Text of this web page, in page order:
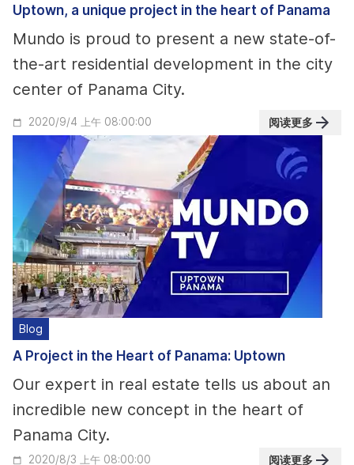
Uptown, a unique project in the heart of Panama
Mundo is proud to present a new state-of-
the-art residential development in the city
center of Panama City.
2020/9/4 上午 08:00:00 阅读更多
Blog
A Project in the Heart of Panama: Uptown
Our expert in real estate tells us about an
incredible new concept in the heart of
Panama City.
2020/8/3 上午 08:00:00 阅读更多